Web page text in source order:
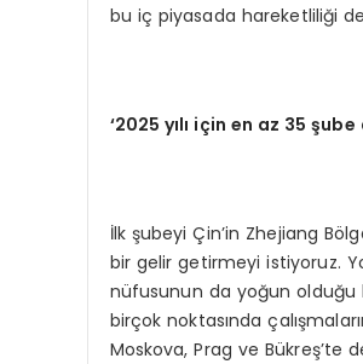
bu iç piyasada hareketliliği
‘2025 yılı için en az 35
İlk şubeyi Çin’in Zhejiang
bir gelir getirmeyi istiyoruz.
nüfusunun da yoğun olduğu
birçok noktasında
Moskova, Prag ve Bükreş’te